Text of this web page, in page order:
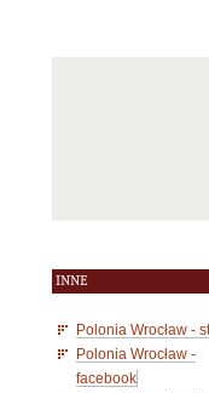
INNE
Polonia Wrocław -
Polonia Wrocław -
facebook